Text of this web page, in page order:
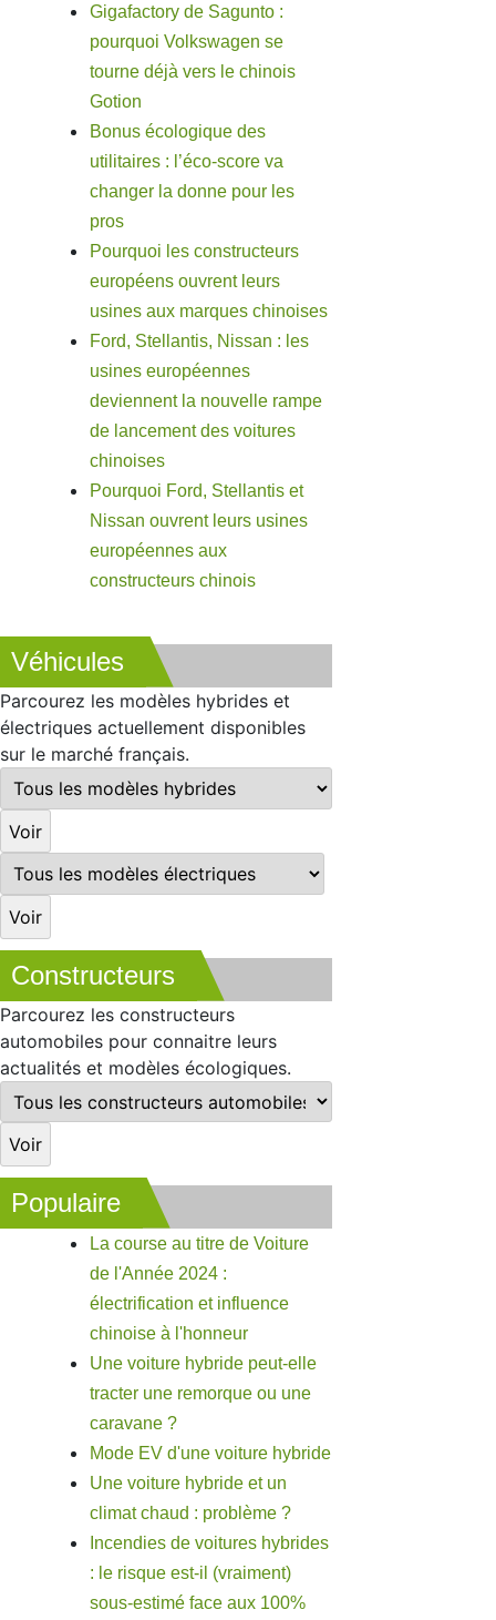
Gigafactory de Sagunto :
pourquoi Volkswagen se
tourne déjà vers le chinois
Gotion
Bonus écologique des
utilitaires : l’éco-score va
changer la donne pour les
pros
Pourquoi les constructeurs
européens ouvrent leurs
usines aux marques chinoises
Ford, Stellantis, Nissan : les
usines européennes
deviennent la nouvelle rampe
de lancement des voitures
chinoises
Pourquoi Ford, Stellantis et
Nissan ouvrent leurs usines
européennes aux
constructeurs chinois
Véhicules
Parcourez les modèles hybrides et
électriques actuellement disponibles
sur le marché français.
Constructeurs
Parcourez les constructeurs
automobiles pour connaitre leurs
actualités et modèles écologiques.
Populaire
La course au titre de Voiture
de l'Année 2024 :
électrification et influence
chinoise à l'honneur
Une voiture hybride peut-elle
tracter une remorque ou une
caravane ?
Mode EV d'une voiture hybride
Une voiture hybride et un
climat chaud : problème ?
Incendies de voitures hybrides
: le risque est-il (vraiment)
sous-estimé face aux 100%